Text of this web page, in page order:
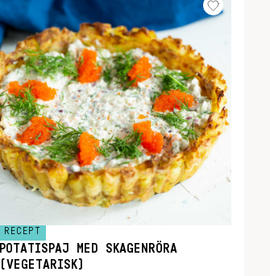
RECEPT
POTATISPAJ MED SKAGENRÖRA
(VEGETARISK)